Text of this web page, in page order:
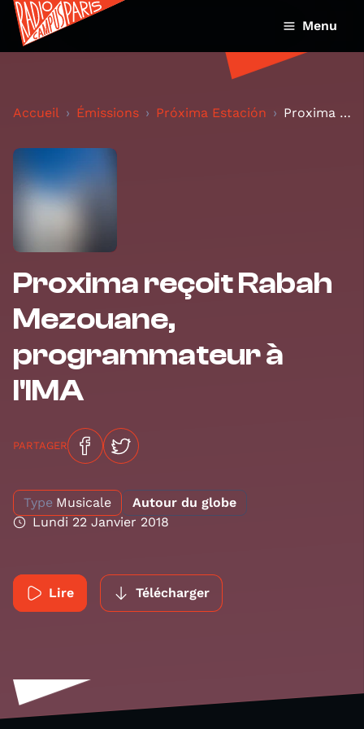
Menu
Accueil Émissions Próxima Estación Proxima reçoit Rabah Mezouane, programmateur à l'I...
Proxima reçoit Rabah
Mezouane,
programmateur à
l'IMA
PARTAGER
Type Musicale
Autour du globe
Lundi 22 Janvier 2018
Lire Télécharger